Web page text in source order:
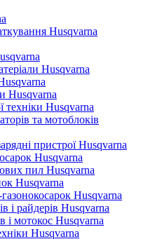
Husqvarna
Husqvarna
Husqvarna
техніки Husqvarna
та мотоблоків
пристрої Husqvarna
Husqvarna
пил Husqvarna
Husqvarna
Husqvarna
і райдерів Husqvarna
і мотокос Husqvarna
Husqvarna